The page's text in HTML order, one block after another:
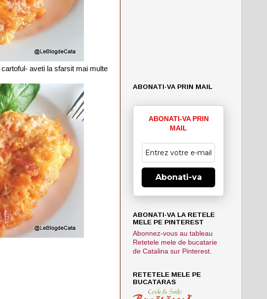
aveti la sfarsit mai multe
ABONATI-VA PRIN MAIL
ABONATI-VA PRIN
MAIL
Abonati-va
ABONATI-VA LA RETELE
MELE PE PINTEREST
Abonnez-vous au tableau
Retetele mele de bucatarie
de Catalina sur Pinterest.
RETETELE MELE PE
BUCATARAS